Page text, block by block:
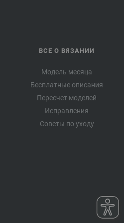
ВСЕ О ВЯЗАНИИ
Модель месяца
Бесплатные описания
Пересчет моделей
Исправления
Советы по уходу